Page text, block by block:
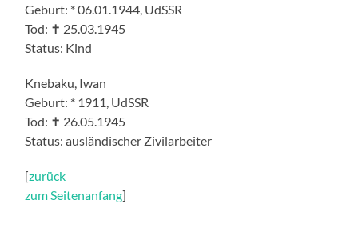
Geburt: * 06.01.1944, UdSSR
Tod: ✝ 25.03.1945
Status: Kind
Knebaku, Iwan
Geburt: * 1911, UdSSR
Tod: ✝ 26.05.1945
Status: ausländischer Zivilarbeiter
[zurück
zum Seitenanfang]